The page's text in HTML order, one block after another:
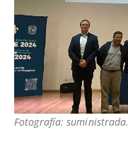
Fotografía: suministrada.